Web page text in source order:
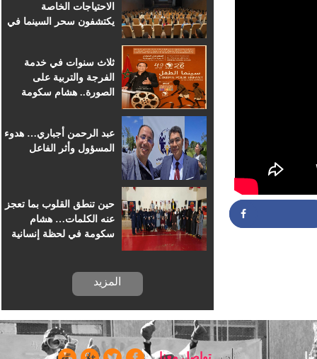
الاحتياجات الخاصة
يكتشفون سحر السينما في
ثلاث سنوات في خدمة
الفرجة والتربية على
الصورة.. هشام سكومة
عبد الرحمن أجباري… هدوء
المسؤول وأثر الفاعل
حين تنطق القلوب بما تعجز
عنه الكلمات… هشام
سكومة في لحظة إنسانية
المزيد
تواصل معنا